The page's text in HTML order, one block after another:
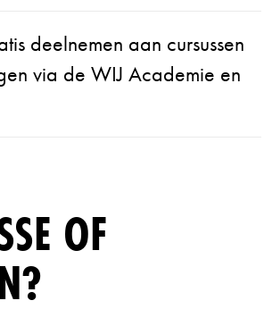
deelnemen aan cursussen
via de WIJ Academie en
OF